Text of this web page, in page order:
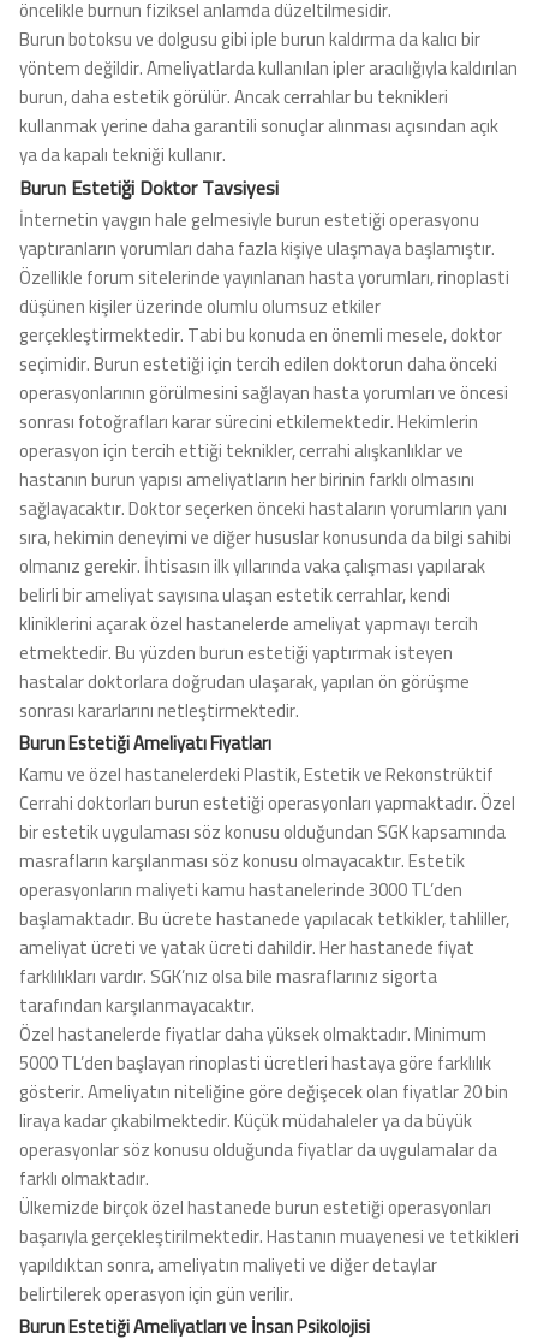
öncelikle burnun fiziksel anlamda düzeltilmesidir.
Burun botoksu ve dolgusu gibi iple burun kaldırma da kalıcı bir
yöntem değildir. Ameliyatlarda kullanılan ipler aracılığıyla kaldırılan
burun, daha estetik görülür. Ancak cerrahlar bu teknikleri
kullanmak yerine daha garantili sonuçlar alınması açısından açık
ya da kapalı tekniği kullanır.
Burun Estetiği Doktor Tavsiyesi
İnternetin yaygın hale gelmesiyle burun estetiği operasyonu
yaptıranların yorumları daha fazla kişiye ulaşmaya başlamıştır.
Özellikle forum sitelerinde yayınlanan hasta yorumları, rinoplasti
düşünen kişiler üzerinde olumlu olumsuz etkiler
gerçekleştirmektedir. Tabi bu konuda en önemli mesele, doktor
seçimidir. Burun estetiği için tercih edilen doktorun daha önceki
operasyonlarının görülmesini sağlayan hasta yorumları ve öncesi
sonrası fotoğrafları karar sürecini etkilemektedir. Hekimlerin
operasyon için tercih ettiği teknikler, cerrahi alışkanlıklar ve
hastanın burun yapısı ameliyatların her birinin farklı olmasını
sağlayacaktır. Doktor seçerken önceki hastaların yorumların yanı
sıra, hekimin deneyimi ve diğer hususlar konusunda da bilgi sahibi
olmanız gerekir. İhtisasın ilk yıllarında vaka çalışması yapılarak
belirli bir ameliyat sayısına ulaşan estetik cerrahlar, kendi
kliniklerini açarak özel hastanelerde ameliyat yapmayı tercih
etmektedir. Bu yüzden burun estetiği yaptırmak isteyen
hastalar doktorlara doğrudan ulaşarak, yapılan ön görüşme
sonrası kararlarını netleştirmektedir.
Burun Estetiği Ameliyatı Fiyatları
Kamu ve özel hastanelerdeki Plastik, Estetik ve Rekonstrüktif
Cerrahi doktorları burun estetiği operasyonları yapmaktadır. Özel
bir estetik uygulaması söz konusu olduğundan SGK kapsamında
masrafların karşılanması söz konusu olmayacaktır. Estetik
operasyonların maliyeti kamu hastanelerinde 3000 TL’den
başlamaktadır. Bu ücrete hastanede yapılacak tetkikler, tahliller,
ameliyat ücreti ve yatak ücreti dahildir. Her hastanede fiyat
farklılıkları vardır. SGK’nız olsa bile masraflarınız sigorta
tarafından karşılanmayacaktır.
Özel hastanelerde fiyatlar daha yüksek olmaktadır. Minimum
5000 TL’den başlayan rinoplasti ücretleri hastaya göre farklılık
gösterir. Ameliyatın niteliğine göre değişecek olan fiyatlar 20 bin
liraya kadar çıkabilmektedir. Küçük müdahaleler ya da büyük
operasyonlar söz konusu olduğunda fiyatlar da uygulamalar da
farklı olmaktadır.
Ülkemizde birçok özel hastanede burun estetiği operasyonları
başarıyla gerçekleştirilmektedir. Hastanın muayenesi ve tetkikleri
yapıldıktan sonra, ameliyatın maliyeti ve diğer detaylar
belirtilerek operasyon için gün verilir.
Burun Estetiği Ameliyatları ve İnsan Psikolojisi